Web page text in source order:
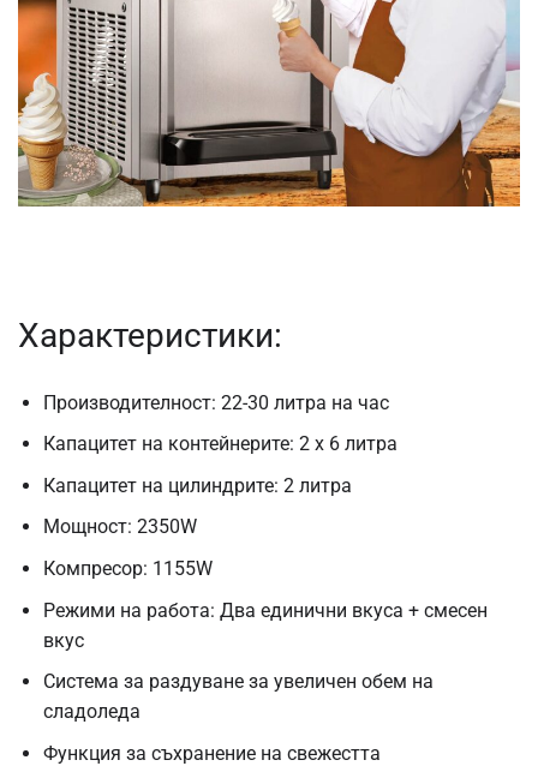
Характеристики:
Производителност: 22-30 литра на час
Капацитет на контейнерите: 2 х 6 литра
Капацитет на цилиндрите: 2 литра
Мощност: 2350W
Компресор: 1155W
Режими на работа: Два единични вкуса + смесен
вкус
Система за раздуване за увеличен обем на
сладоледа
Функция за съхранение на свежестта